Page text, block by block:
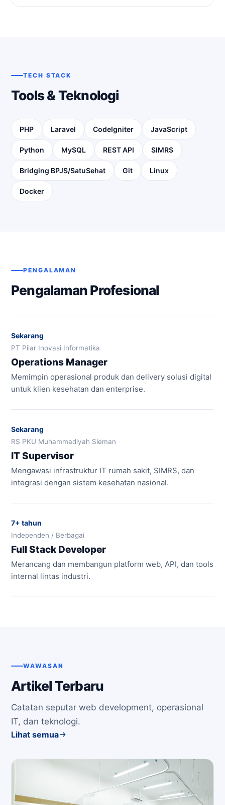
TECH STACK
Tools & Teknologi
PHP Laravel CodeIgniter JavaScript
Python MySQL REST API SIMRS
Bridging BPJS/SatuSehat Git Linux
Docker
PENGALAMAN
Pengalaman Profesional
Sekarang
PT Pilar Inovasi Informatika
Operations Manager
Memimpin operasional produk dan delivery solusi digital
untuk klien kesehatan dan enterprise.
Sekarang
RS PKU Muhammadiyah Sleman
IT Supervisor
Mengawasi infrastruktur IT rumah sakit, SIMRS, dan
integrasi dengan sistem kesehatan nasional.
7+ tahun
Independen / Berbagai
Full Stack Developer
Merancang dan membangun platform web, API, dan tools
internal lintas industri.
WAWASAN
Artikel Terbaru
Catatan seputar web development, operasional
IT, dan teknologi.
Lihat semua